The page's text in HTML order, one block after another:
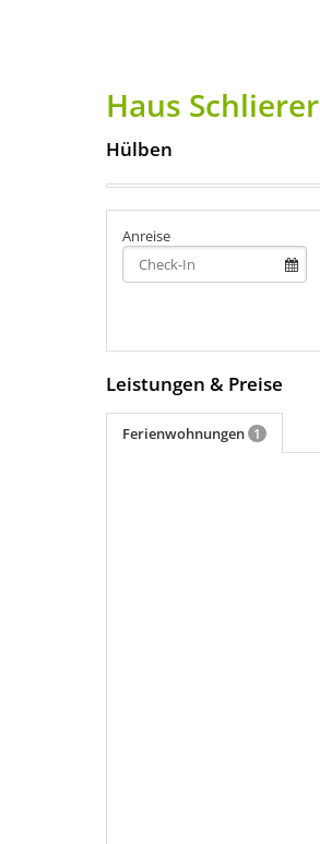
Haus Schlierer
Hülben
Anreise
Leistungen & Preise
Ferienwohnungen 1